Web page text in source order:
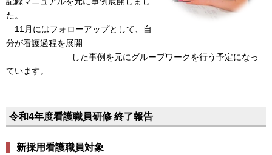
た。
11月にはフォローアップとして、自
分が看護過程を展開
した事例を元にグループワークを行う予定になっ
ています。
令和4年度看護職員研修 終了報告
新採用看護職員対象